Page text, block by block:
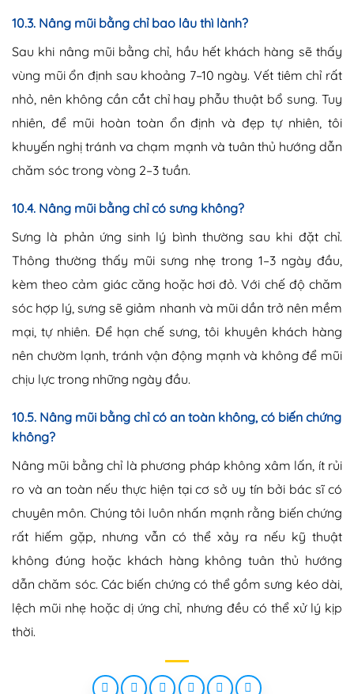
10.3. Nâng mũi bằng chỉ bao lâu thì lành?
Sau khi nâng mũi bằng chỉ, hầu hết khách hàng sẽ thấy
vùng mũi ổn định sau khoảng 7–10 ngày. Vết tiêm chỉ rất
nhỏ, nên không cần cắt chỉ hay phẫu thuật bổ sung. Tuy
nhiên, để mũi hoàn toàn ổn định và đẹp tự nhiên, tôi
khuyến nghị tránh va chạm mạnh và tuân thủ hướng dẫn
chăm sóc trong vòng 2–3 tuần.
10.4. Nâng mũi bằng chỉ có sưng không?
Sưng là phản ứng sinh lý bình thường sau khi đặt chỉ.
Thông thường thấy mũi sưng nhẹ trong 1–3 ngày đầu,
kèm theo cảm giác căng hoặc hơi đỏ. Với chế độ chăm
sóc hợp lý, sưng sẽ giảm nhanh và mũi dần trở nên mềm
mại, tự nhiên. Để hạn chế sưng, tôi khuyên khách hàng
nên chườm lạnh, tránh vận động mạnh và không để mũi
chịu lực trong những ngày đầu.
10.5. Nâng mũi bằng chỉ có an toàn không, có biến chứng
không?
Nâng mũi bằng chỉ là phương pháp không xâm lấn, ít rủi
ro và an toàn nếu thực hiện tại cơ sở uy tín bởi bác sĩ có
chuyên môn. Chúng tôi luôn nhấn mạnh rằng biến chứng
rất hiếm gặp, nhưng vẫn có thể xảy ra nếu kỹ thuật
không đúng hoặc khách hàng không tuân thủ hướng
dẫn chăm sóc. Các biến chứng có thể gồm sưng kéo dài,
lệch mũi nhẹ hoặc dị ứng chỉ, nhưng đều có thể xử lý kịp
thời.